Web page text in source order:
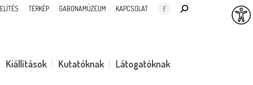
TÉRKÉP GABONAMÚZEUM KAPCSOLAT
Facebook
new
SEARCH:
Kiállítások Kutatóknak Látogatóknak